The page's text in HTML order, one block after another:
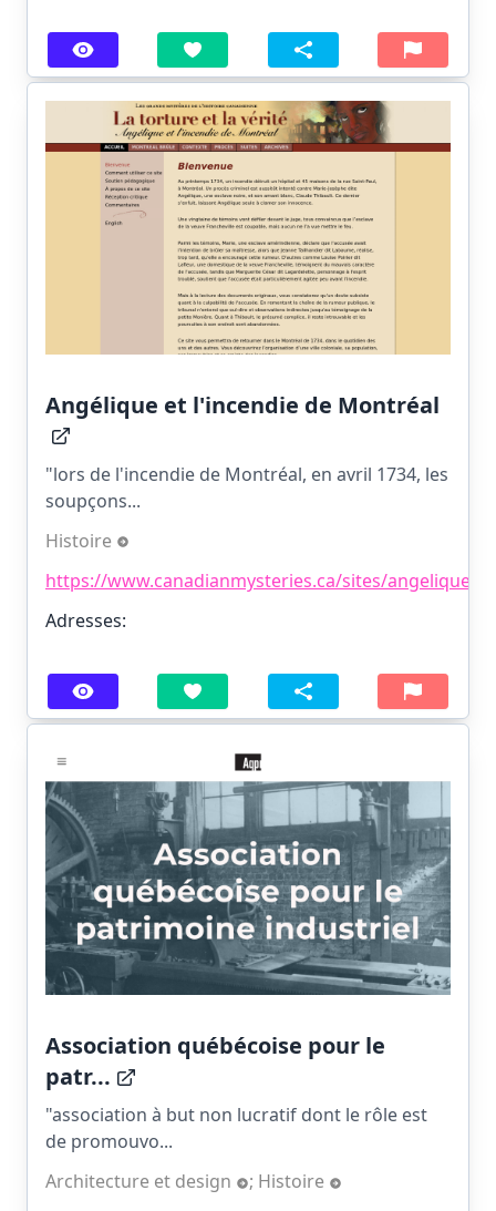
Angélique et l'incendie de Montréal
"lors de l'incendie de Montréal, en avril 1734, les
soupçons...
Histoire
https://www.canadianmysteries.ca/sites/angelique/
Adresses:
Association québécoise pour le
patr...
"association à but non lucratif dont le rôle est
de promouvo...
Architecture et design
; Histoire